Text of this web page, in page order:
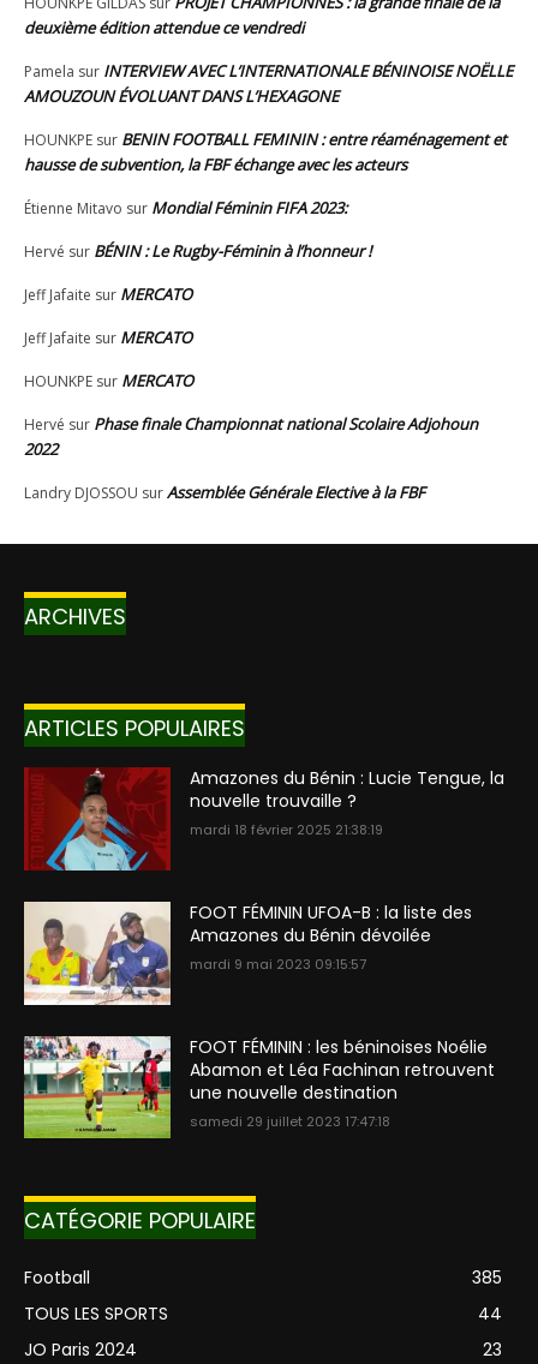
ARCHIVES
ARTICLES POPULAIRES
Amazones du Bénin : Lucie Tengue, la
nouvelle trouvaille ?
mardi 18 février 2025 21:38:19
FOOT FÉMININ UFOA-B : la liste des
Amazones du Bénin dévoilée
mardi 9 mai 2023 09:15:57
FOOT FÉMININ : les béninoises Noélie
Abamon et Léa Fachinan retrouvent
une nouvelle destination
samedi 29 juillet 2023 17:47:18
CATÉGORIE POPULAIRE
Football
385
TOUS LES SPORTS
44
JO Paris 2024
23